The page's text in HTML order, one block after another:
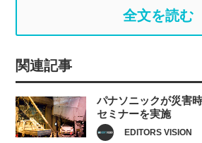
全文を読む
関連記事
パナソニックが災害
セミナーを実施
EDITORS VISION